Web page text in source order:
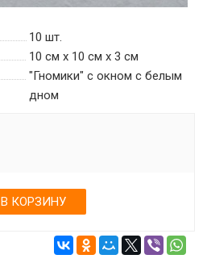
10 шт.
10 см х 10 см х 3 см
"Гномики" с окном c белым
дном
В КОРЗИНУ